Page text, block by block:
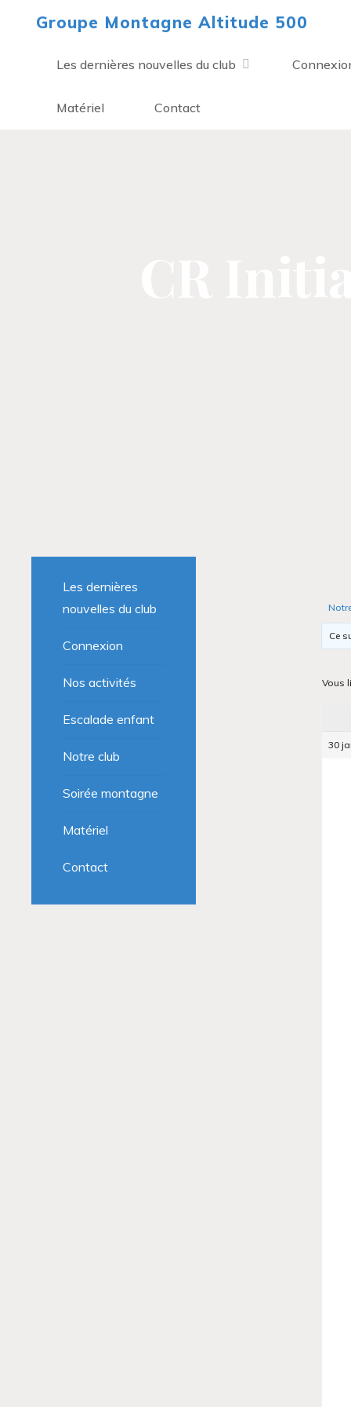
Groupe Montagne Altitude 500
Les dernières nouvelles du club
Matériel Contact
Ce
Vous
30
Les dernières
nouvelles du club
Connexion
Nos activités
Escalade enfant
Notre club
Soirée montagne
Matériel
Contact